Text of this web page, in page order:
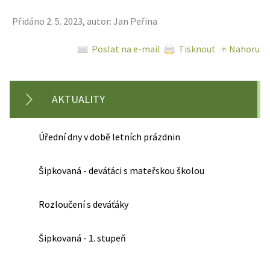
Přidáno 2. 5. 2023, autor: Jan Peřina
Poslat na e-mail Tisknout ↑ Nahoru
AKTUALITY
Úřední dny v době letních prázdnin
Šipkovaná - deváťáci s mateřskou školou
Rozloučení s deváťáky
Šipkovaná - 1. stupeň